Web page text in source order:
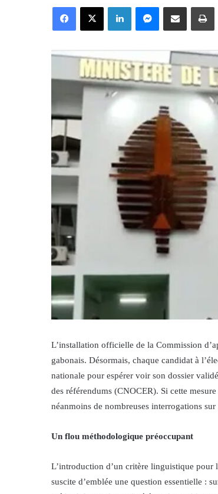
email
FacebookX LinkedInMessengerShare via Email
L’installation officielle de la Commission
gabonais. Désormais, chaque candidat à
nationale pour espérer voir son dossier
des référendums (CNOCER). Si cette
néanmoins de nombreuses interrogations
Un flou méthodologique préoccupant
L’introduction d’un critère linguistique
suscite d’emblée une question essentielle :